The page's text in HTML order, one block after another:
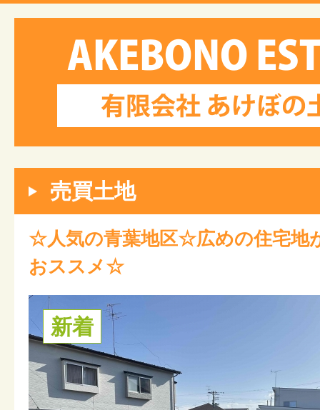
売買土地
☆人気の青葉地区☆広めの住宅地
おススメ☆
新着